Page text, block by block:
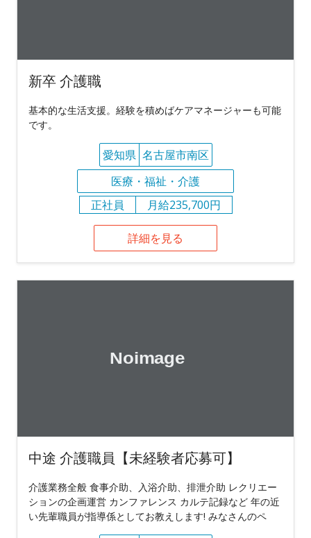
新卒 介護職
基本的な生活支援。経験を積めばケアマネージャーも可能
です。
愛知県 名古屋市南区
医療・福祉・介護
正社員
月給235,700円
詳細を見る
中途 介護職員【未経験者応募可】
介護業務全般 食事介助、入浴介助、排泄介助 レクリエー
ションの企画運営 カンファレンス カルテ記録など 年の近
い先輩職員が指導係としてお教えします! みなさんのペ